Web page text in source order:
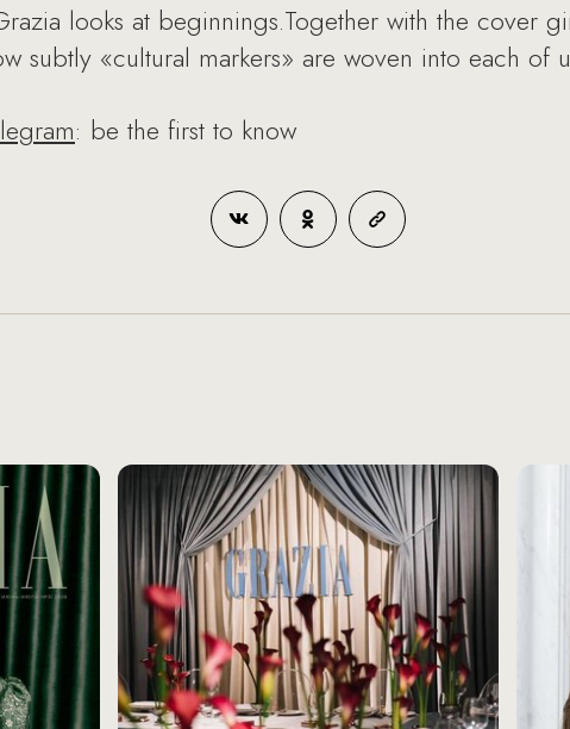
looks at beginnings.Together with the cover
subtly «cultural markers» are woven into each of
: be the first to know